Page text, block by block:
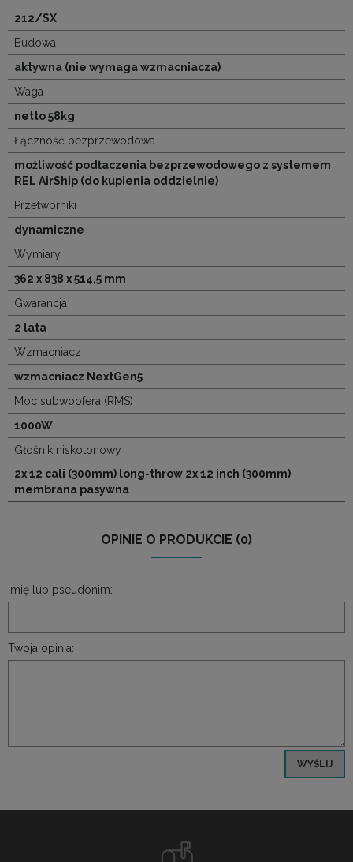
212/SX
Budowa
aktywna (nie wymaga wzmacniacza)
Waga
netto 58kg
Łączność bezprzewodowa
możliwość podłaczenia bezprzewodowego z systemem
REL AirShip (do kupienia oddzielnie)
Przetworniki
dynamiczne
Wymiary
362 x 838 x 514,5 mm
Gwarancja
2 lata
Wzmacniacz
wzmacniacz NextGen5
Moc subwoofera (RMS)
1000W
Głośnik niskotonowy
2x 12 cali (300mm) long-throw 2x 12 inch (300mm)
membrana pasywna
OPINIE O PRODUKCIE (0)
Imię lub pseudonim:
Twoja opinia:
WYŚLIJ